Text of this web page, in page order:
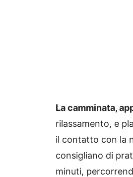
La camminata,
rilassamento, e
il contatto con la
consigliano di
minuti,